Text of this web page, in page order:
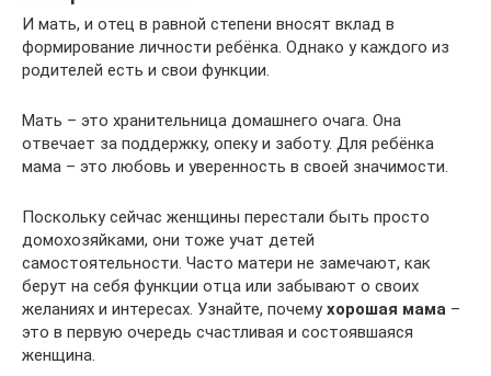
И мать, и отец в равной степени вносят вклад в
формирование личности ребёнка. Однако у каждого из
родителей есть и свои функции.
Мать – это хранительница домашнего очага. Она
отвечает за поддержку, опеку и заботу. Для ребёнка
мама – это любовь и уверенность в своей значимости.
Поскольку сейчас женщины перестали быть просто
домохозяйками, они тоже учат детей
самостоятельности. Часто матери не замечают, как
берут на себя функции отца или забывают о своих
желаниях и интересах. Узнайте, почемухорошая мама –
это в первую очередь счастливая и состоявшаяся
женщина.